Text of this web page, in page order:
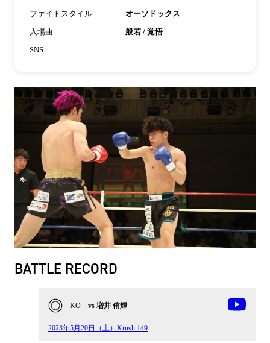
ファイトスタイル オーソドックス
入場曲 般若 / 覚悟
SNS
BATTLE RECORD
KO vs 増井 侑輝
2023年5月20日（土）Krush.149